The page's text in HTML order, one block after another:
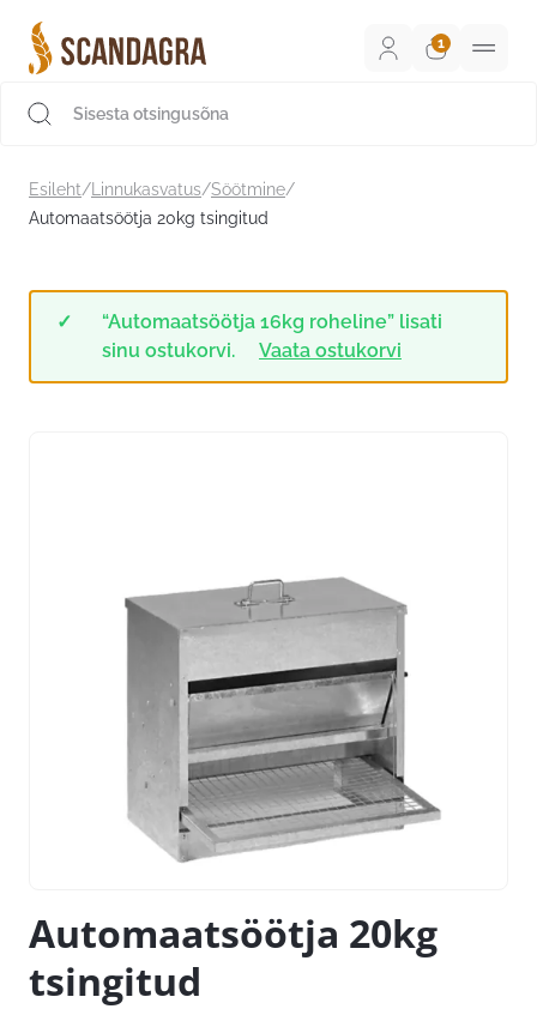
sisu
juurde
Esileht/ Linnukasvatus/Söötmine/
Automaatsöötja 20kg tsingitud
“Automaatsöötja 16kg roheline” lisati
sinu ostukorvi.
Vaata ostukorvi
Automaatsöötja 20kg
tsingitud